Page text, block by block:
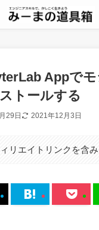
Appで
トールする
29日 2021年12月3日
リエイトリンクを含み